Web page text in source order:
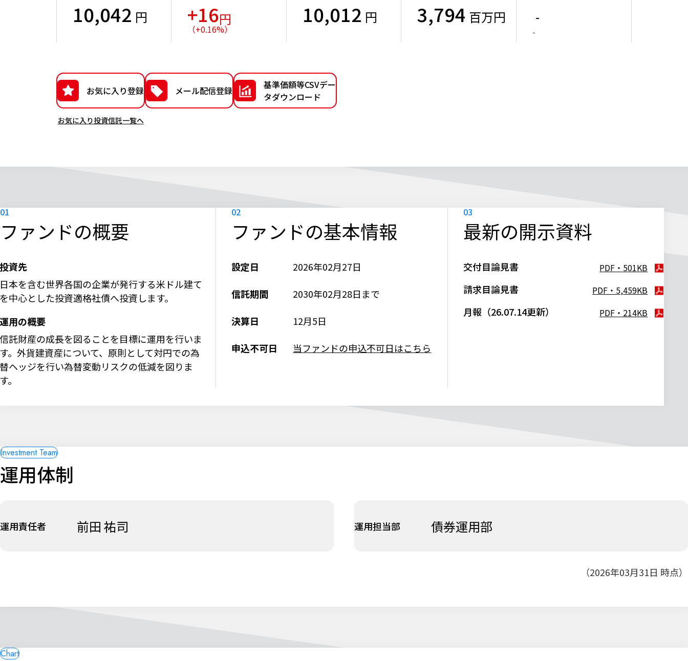
10,042 円 +16円
（+0.16%）
10,012 円 3,794 百万円 -
-
お気に入り登録
お気に入り投資信託一覧へ
メール配信登録
基準価額等CSVデー
タダウンロード
ファンドの概要
投資先
日本を含む世界各国の企業が発行する米ドル建て
を中心とした投資適格社債へ投資します。
運用の概要
信託財産の成長を図ることを目標に運用を行いま
す。外貨建資産について、原則として対円での為
替ヘッジを行い為替変動リスクの低減を図りま
す。
ファンドの基本情報
設定日 2026年02月27日
信託期間 2030年02月28日まで
決算日 12月5日
申込不可日 当ファンドの申込不可日はこちら
最新の開示資料
交付目論見書 PDF・501KB
請求目論見書 PDF・5,459KB
月報（26.07.14更新） PDF・214KB
運用体制
運用責任者 前田 祐司 運用担当部 債券運用部
（2026年03月31日 時点）